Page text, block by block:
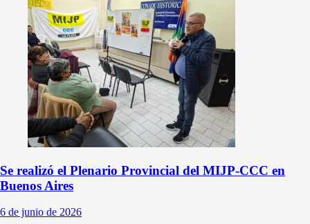
Se realizó el Plenario Provincial del MIJP-CCC en
Buenos Aires
6 de junio de 2026